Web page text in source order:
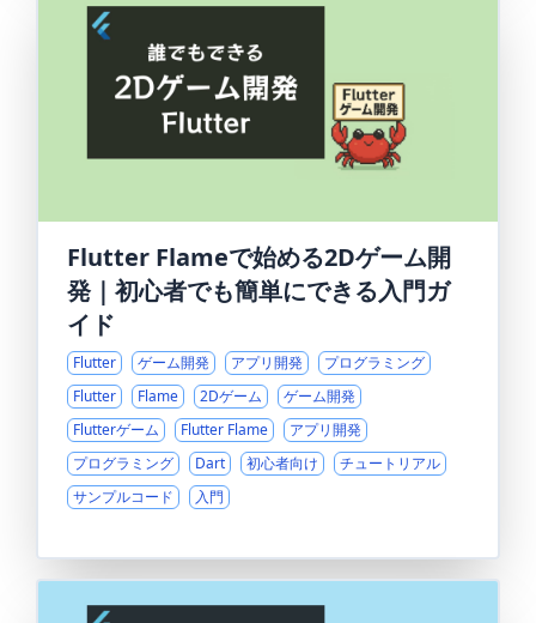
Flutter Flameで始める2Dゲーム開
発｜初心者でも簡単にできる入門ガ
イド
Flutter ゲーム開発 アプリ開発
プログラミング
Flutter
Flame 2Dゲーム
ゲーム開発
Flutterゲーム
Flutter Flame
アプリ開発
プログラミング
Dart 初心者向け
チュートリアル
サンプルコード
入門